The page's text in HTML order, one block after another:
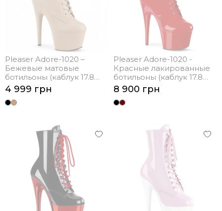
Pleaser Adore-1020 –
Бежевые матовые
ботильоны (каблук 17.8
см)
4 999 грн
Pleaser Adore-1020 -
Красные лакированные
ботильоны (каблук 17.8
см)
8 900 грн